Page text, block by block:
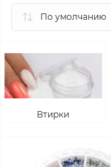
Втирки